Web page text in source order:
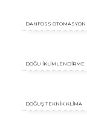
DANFOSS OTOMASYON
DOĞU İKLİMLENDİRME
DOĞUŞ TEKNİK KLİMA